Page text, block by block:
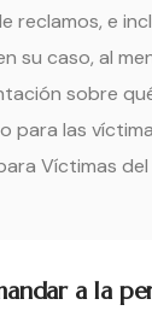
reclamos, e
su caso, al
sobre
para las
Víctimas
a la